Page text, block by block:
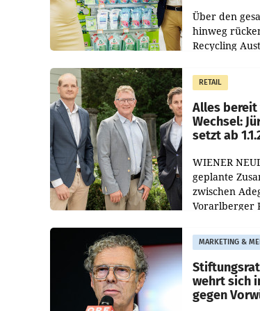
Über den
hinweg
Recycling
Müller die
Helden“ in
RETAIL
Alles bereit
Wechsel:
setzt ab
WIENER
geplante
zwischen
Vorarlberger
freigegeben:
und der
MARKETING &
wehrt sich
gegen